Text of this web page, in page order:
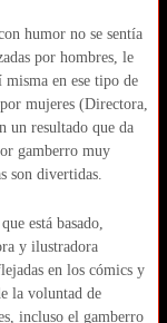
humor no se sentía
por hombres, le
en ese tipo de
mujeres (Directora,
un resultado que da
gamberro muy
son divertidas.
está basado,
y ilustradora
en los cómics y
la voluntad de
incluso el gamberro